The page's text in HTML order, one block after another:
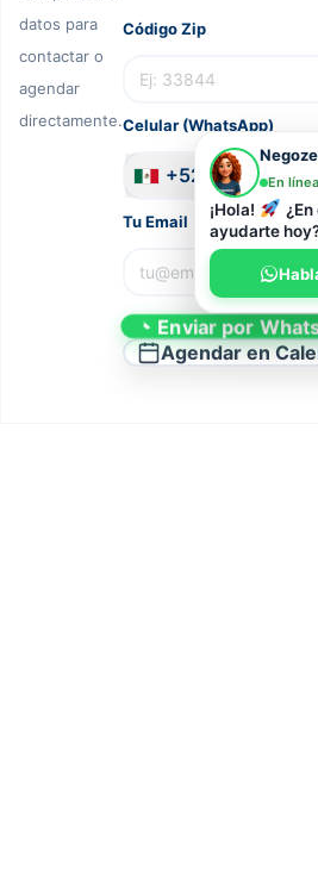
datos para
contactar o
agendar
directamente.
Código Zip
Celular (WhatsApp)
+52
Tu Email
Enviar por
Agendar en
En línea
¡Hola!
ayudarte